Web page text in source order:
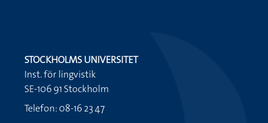
STOCKHOLMS UNIVERSITET
Inst. för lingvistik
SE-106 91 Stockholm
Telefon: 08-16 23 47